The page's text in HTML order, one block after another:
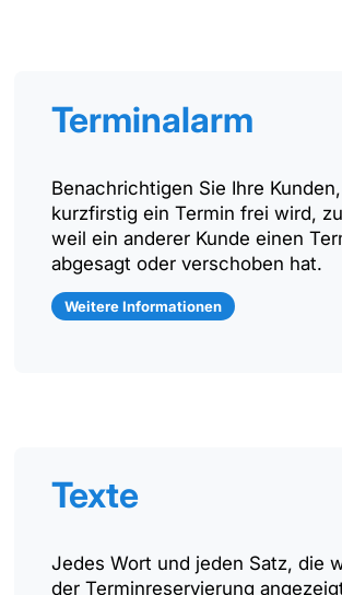
Terminalarm
Benachrichtigen Sie Ihre
kurzfirstig ein Termin frei wird,
weil ein anderer Kunde einen
abgesagt oder verschoben hat.
Weitere Informationen
Texte
Jedes Wort und jeden Satz, die
der Terminreservierung